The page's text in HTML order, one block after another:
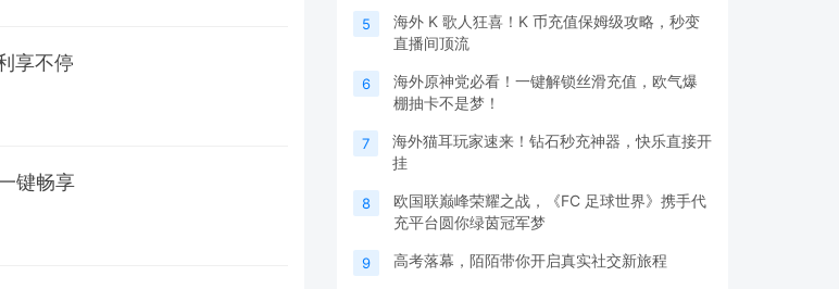
享不停
键畅享
5
海外 K 歌人狂喜！K 币充值保姆级攻略，秒变
直播间顶流
6
海外原神党必看！一键解锁丝滑充值，欧气爆
棚抽卡不是梦！
7
海外猫耳玩家速来！钻石秒充神器，快乐直接开
挂
8
欧国联巅峰荣耀之战，《FC 足球世界》携手代
充平台圆你绿茵冠军梦
9 高考落幕，陌陌带你开启真实社交新旅程